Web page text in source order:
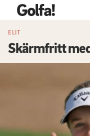
ELIT
Skärmfritt